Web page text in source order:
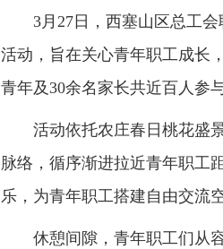
3月27日，西塞山区总工
活动，旨在关心青年职工成长
青年及30余名家长共近百人参
活动依托农庄春日桃花盛
脉络，循序渐进拉近青年职工
乐，为青年职工搭建自由交流空
休憩间隙，青年职工们从